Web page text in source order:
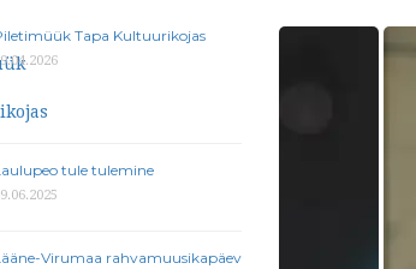
Tapa Kultuurikojas
tule tulemine
Virumaa rahvamuusikapäev